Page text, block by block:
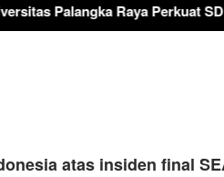
Raya Perkuat SDM Polri Lewat
atas insiden final